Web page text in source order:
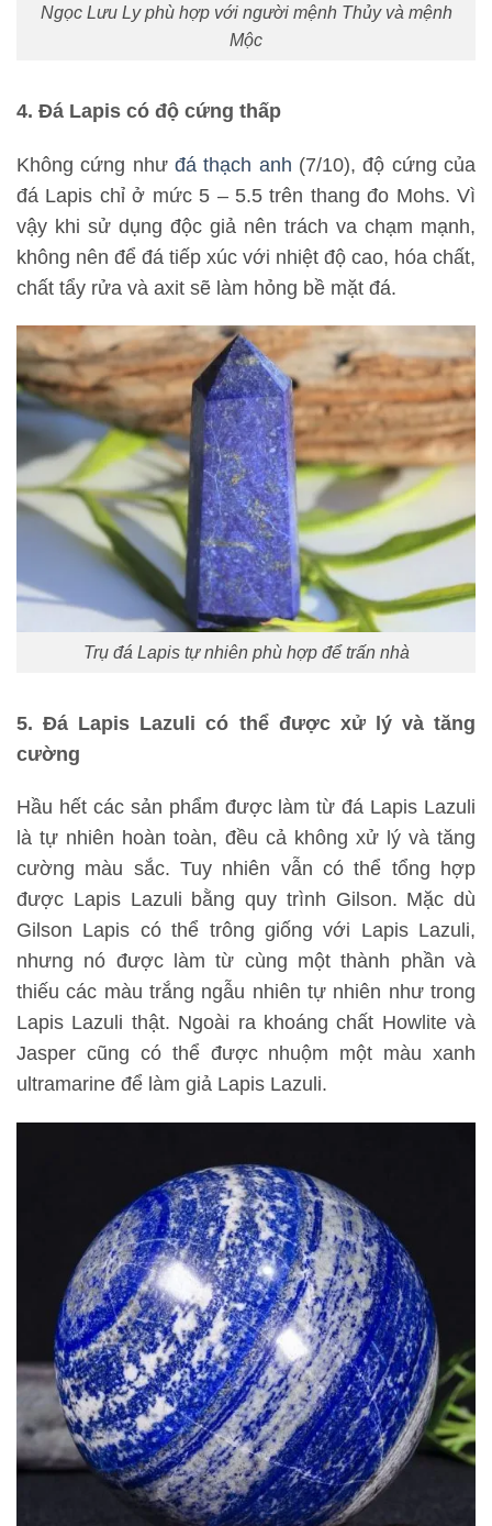
Ngọc Lưu Ly phù hợp với người mệnh Thủy và mệnh
Mộc
4. Đá Lapis có độ cứng thấp
Không cứng như đá thạch anh (7/10), độ cứng của
đá Lapis chỉ ở mức 5 – 5.5 trên thang đo Mohs. Vì
vậy khi sử dụng độc giả nên trách va chạm mạnh,
không nên để đá tiếp xúc với nhiệt độ cao, hóa chất,
chất tẩy rửa và axit sẽ làm hỏng bề mặt đá.
Trụ đá Lapis tự nhiên phù hợp để trấn nhà
5. Đá Lapis Lazuli có thể được xử lý và tăng
cường
Hầu hết các sản phẩm được làm từ đá Lapis Lazuli
là tự nhiên hoàn toàn, đều cả không xử lý và tăng
cường màu sắc. Tuy nhiên vẫn có thể tổng hợp
được Lapis Lazuli bằng quy trình Gilson. Mặc dù
Gilson Lapis có thể trông giống với Lapis Lazuli,
nhưng nó được làm từ cùng một thành phần và
thiếu các màu trắng ngẫu nhiên tự nhiên như trong
Lapis Lazuli thật. Ngoài ra khoáng chất Howlite và
Jasper cũng có thể được nhuộm một màu xanh
ultramarine để làm giả Lapis Lazuli.